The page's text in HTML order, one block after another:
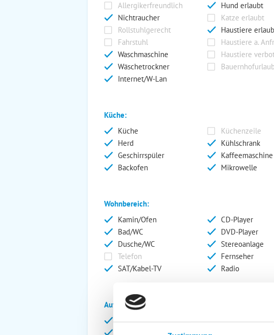
Allergikerfreundlich
Hund erlaubt
Nichtraucher
Katze erlaubt
Rollstuhlgerecht
Haustiere
Fahrstuhl
Haustiere a.
Waschmaschine
Haustiere
Wäschetrockner
Bauernhofurlaub
Internet/W-Lan
Küche:
Küche
Küchenzeile
Herd
Kühlschrank
Geschirrspüler
Kaffeemaschine
Backofen
Mikrowelle
Wohnbereich:
Kamin/Ofen
CD-Player
Bad/WC
DVD-Player
Dusche/WC
Stereoanlage
Telefon
Fernseher
SAT/Kabel-TV
Radio
Außenanlage:
Garten/Liegewiese
Carport